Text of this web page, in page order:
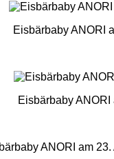
Eisbärbaby ANORI
Eisbärbaby